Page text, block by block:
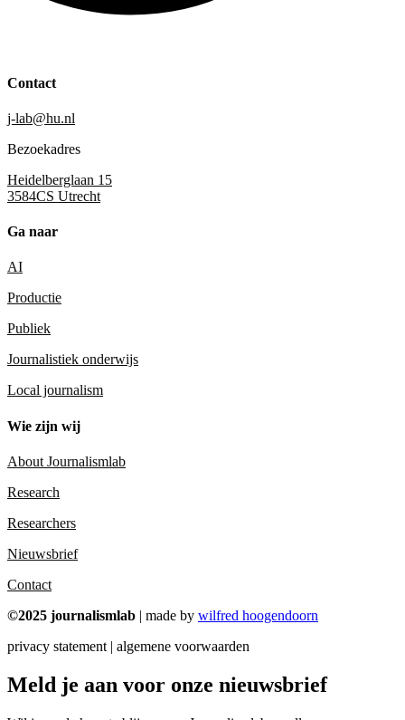
Contact
j-lab@hu.nl
Bezoekadres
Heidelberglaan 15
3584CS Utrecht
Ga naar
AI
Productie
Publiek
Journalistiek onderwijs
Local journalism
Wie zijn wij
About Journalismlab
Research
Researchers
Nieuwsbrief
Contact
©2025 journalismlab | made by wilfred hoogendoorn
privacy statement | algemene voorwaarden
Meld je aan voor onze nieuwsbrief